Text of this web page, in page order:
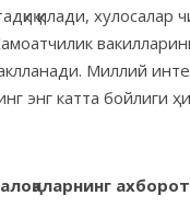
қилади,
Миллий
энг катта бойлиги